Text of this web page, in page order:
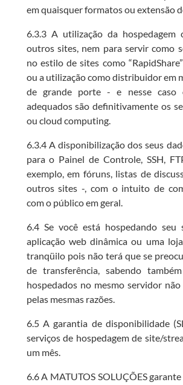
em quaisquer formatos ou extensão
6.3.3 A utilização da hospedagem
outros sites, nem para servir como
no estilo de sites como
ou a utilização como distribuidor em
de grande porte - e nesse caso
adequados são definitivamente os
ou cloud computing.
6.3.4 A disponibilização dos seus
para o Painel de Controle, SSH,
exemplo, em fóruns, listas de
outros sites -, com o intuito de
com o público em geral.
6.4 Se você está hospedando seu
aplicação web dinâmica ou uma
tranqüilo pois não terá que se
de transferência, sabendo
hospedados no mesmo servidor
pelas mesmas razões.
6.5 A garantia de disponibilidade
serviços de hospedagem de site/
um mês.
6.6 A MATUTOS SOLUÇÕES